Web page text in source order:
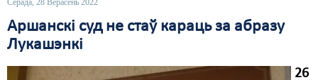
Серада, 28 Верасень 2022
Аршанскі суд не стаў караць за абразу
Лукашэнкі
26